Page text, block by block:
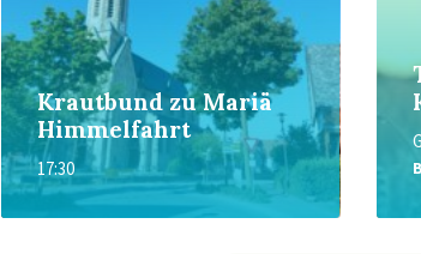
Krautbund zu Mariä
Himmelfahrt
17:30